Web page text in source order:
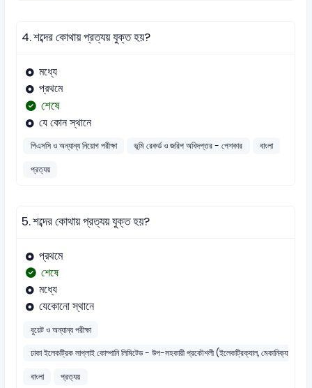
4.শব্দের কোথায় প্রত্যয় যুক্ত হয়?
মধ্যে
প্রথমে
শেষে
যে কোন স্থানে
পিএসসি ও অন্যান্য নিয়োগ পরীক্ষা ভূমি রেকর্ড ও জরিপ অধিদপ্তর - পেশকার
বাংলা
প্রত্যয়
5.শব্দের কোথায় প্রত্যয় যুক্ত হয়?
প্রথমে
শেষে
মধ্যে
যেকোনো স্থানে
বুয়েট ও অন্যান্য পরীক্ষা
ঢাকা ইলেকট্রিক সাপ্লাই কোম্পানি লিমিটেড - উপ-সহকারী প্রকৌশলী (ইলেকট্রিক্যাল, মেকানিক্যাল ও
বাংলা
প্রত্যয়